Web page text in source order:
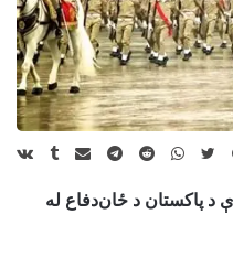
د پاکستان د ځان‌دفاع له